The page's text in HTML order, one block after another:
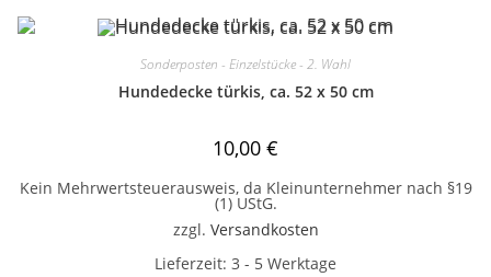
Sonderposten - Einzelstücke - 2. Wahl
Hundedecke türkis, ca. 52 x 50 cm
10,00 €
Kein Mehrwertsteuerausweis, da Kleinunternehmer nach §19
(1) UStG.
zzgl. Versandkosten
Lieferzeit: 3 - 5 Werktage